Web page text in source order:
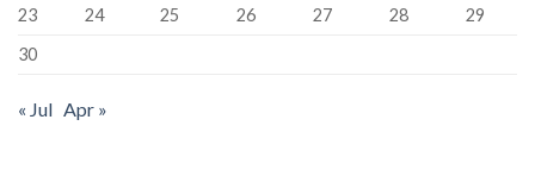
23
24 25 26 27 28
29
30
« Jul Apr »